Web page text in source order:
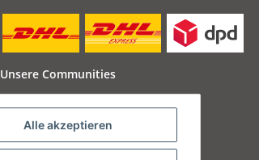
Unsere Communities
Alle akzeptieren